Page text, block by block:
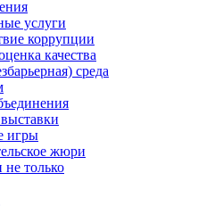
услуги
коррупции
качества
среда
игры
жюри
не только